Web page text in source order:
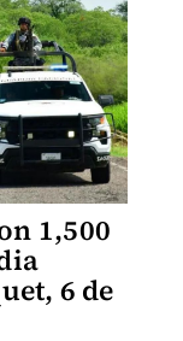
1,500
6 de